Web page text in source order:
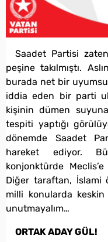
Saadet Partisi
peşine takılmıştı.
burada net bir
iddia eden bir parti
kişinin dümen
tespiti yaptığı
dönemde Saadet
hareket ediyor.
konjonktürde
Diğer taraftan, İslami
milli konularda keskin
unutmayalım…
ORTAK ADAY GÜL!